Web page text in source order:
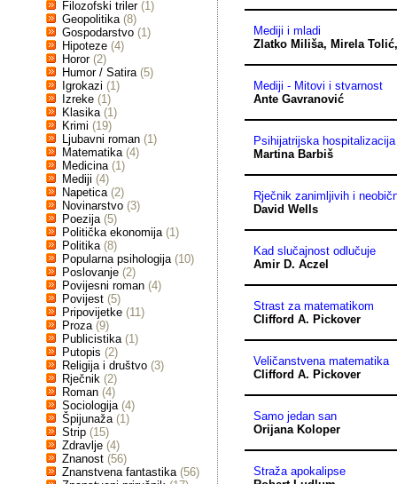
Filozofski triler (1)
Geopolitika (8)
Gospodarstvo (1)
Hipoteze (4)
Horor (2)
Humor / Satira (5)
Igrokazi (1)
Izreke (1)
Klasika (1)
Krimi (19)
Ljubavni roman (1)
Matematika (4)
Medicina (1)
Mediji (4)
Napetica (2)
Novinarstvo (3)
Poezija (5)
Politička ekonomija (1)
Politika (8)
Popularna psihologija (10)
Poslovanje (2)
Povijesni roman (4)
Povijest (5)
Pripovijetke (11)
Proza (9)
Publicistika (1)
Putopis (2)
Religija i društvo (3)
Rječnik (2)
Roman (4)
Sociologija (4)
Špijunaža (1)
Strip (15)
Zdravlje (4)
Znanost (56)
Znanstvena fantastika (56)
Mediji i mladi
Zlatko Miliša, Mirela Tolić
Mediji - Mitovi i stvarnost
Ante Gavranović
Psihijatrijska hospitalizacija
Martina Barbiš
Rječnik zanimljivih i
David Wells
Kad slučajnost odlučuje
Amir D. Aczel
Strast za matematikom
Clifford A. Pickover
Veličanstvena matematika
Clifford A. Pickover
Samo jedan san
Orijana Koloper
Straža apokalipse